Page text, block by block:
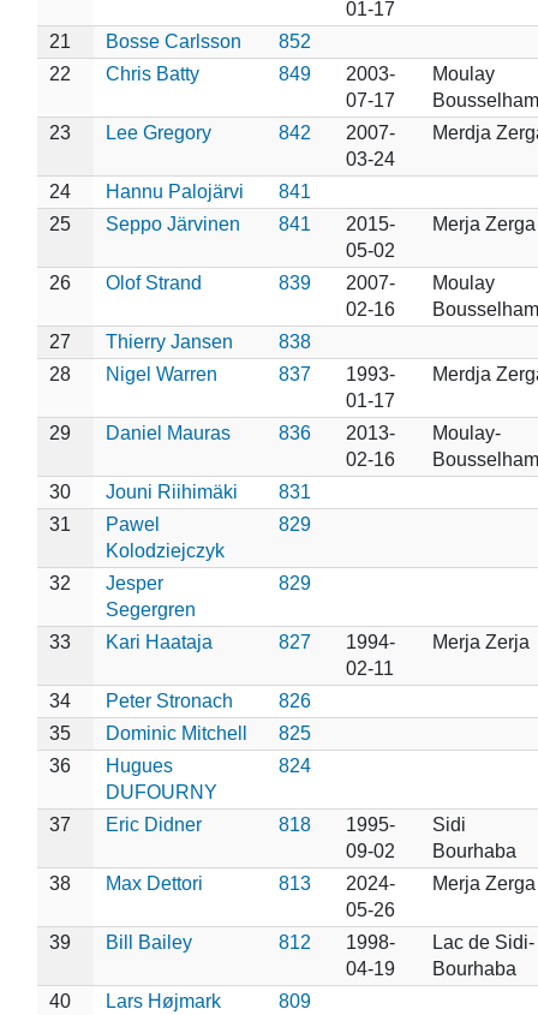
01-17
21 Bosse Carlsson
852
22
Chris Batty 849
2003-
07-17
Moulay
Bousselham
23
Lee Gregory 842
2007-
03-24
Merdja
24 Hannu Palojärvi
841
25
Seppo Järvinen 841
2015-
05-02
Merja Zerga
26 Olof Strand 839
2007-
02-16
Moulay
Bousselham
27
Thierry Jansen
838
28
Nigel Warren 837
1993-
01-17
Merdja
29 Daniel Mauras 836
2013-
02-16
Moulay-
Bousselham
30
Jouni Riihimäki
831
31
Pawel
Kolodziejczyk
829
32
Jesper
Segergren
829
33 Kari Haataja 827
1994-
02-11
Merja Zerja
34 Peter Stronach
826
35
Dominic Mitchell
825
36
Hugues
DUFOURNY
824
37 Eric Didner 818
1995-
09-02
Sidi
Bourhaba
38
Max Dettori 813
2024-
05-26
Merja Zerga
39 Bill Bailey 812
1998-
04-19
Lac de Sidi-
Bourhaba
40
Lars Højmark
809